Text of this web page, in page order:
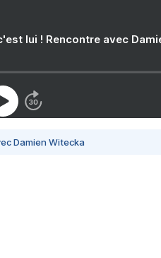
lui ! Rencontre avec
Damien Witecka